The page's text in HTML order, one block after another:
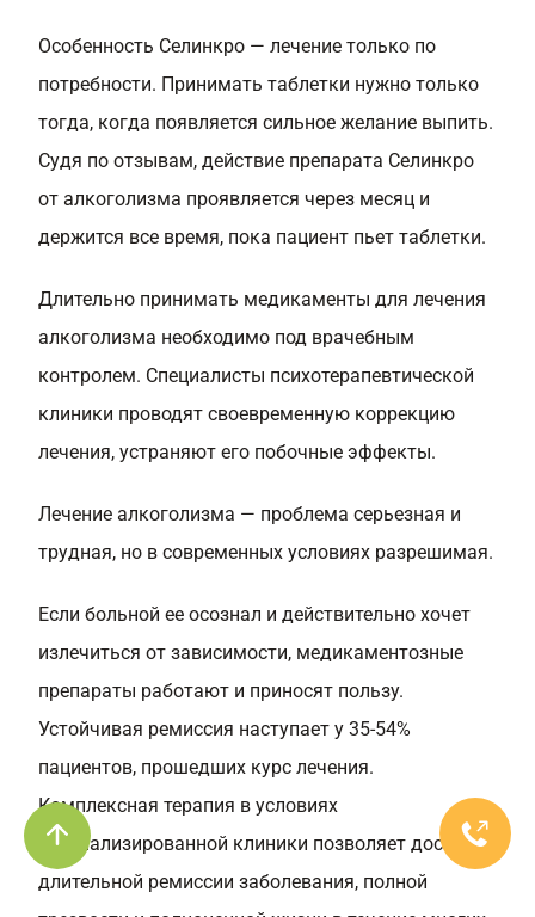
Особенность Селинкро — лечение только по
потребности. Принимать таблетки нужно только
тогда, когда появляется сильное желание выпить.
Судя по отзывам, действие препарата Селинкро
от алкоголизма проявляется через месяц и
держится все время, пока пациент пьет таблетки.
Длительно принимать медикаменты для лечения
алкоголизма необходимо под врачебным
контролем. Специалисты психотерапевтической
клиники проводят своевременную коррекцию
лечения, устраняют его побочные эффекты.
Лечение алкоголизма — проблема серьезная и
трудная, но в современных условиях разрешимая.
Если больной ее осознал и действительно хочет
излечиться от зависимости, медикаментозные
препараты работают и приносят пользу.
Устойчивая ремиссия наступает у 35-54%
пациентов, прошедших курс лечения.
Комплексная терапия в условиях
специализированной клиники позволяет достичь
длительной ремиссии заболевания, полной